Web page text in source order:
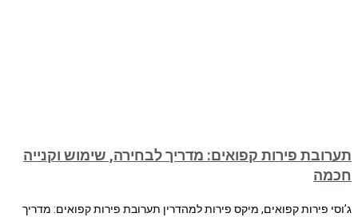
תערובת פירות קפואים: מדריך לבחירה, שימוש וקנייה
חכמה
ג’וסי פירות קפואים, מיקס פירות למהדרין תערובת פירות קפואים: מדריך